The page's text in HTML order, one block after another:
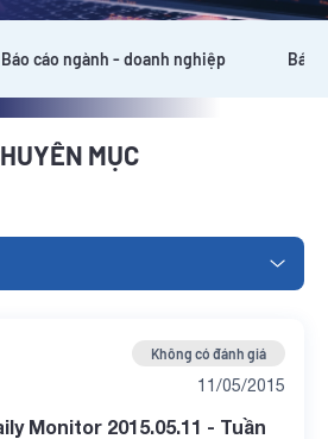
Báo cáo ngành - doanh nghiệp Báo
MỤC
Không có đánh giá
11/05/2015
Monitor 2015.05.11 - Tuần